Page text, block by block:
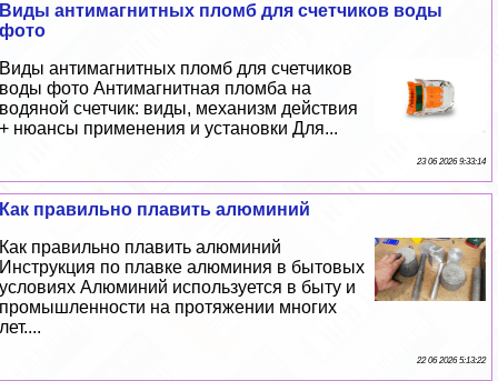
Виды антимагнитных пломб для счетчиков воды
фото
Виды антимагнитных пломб для счетчиков
воды фото Антимагнитная пломба на
водяной счетчик: виды, механизм действия
+ нюансы применения и установки Для...
23 06 2026 9:33:14
Как правильно плавить алюминий
Как правильно плавить алюминий
Инструкция по плавке алюминия в бытовых
условиях Алюминий используется в быту и
промышленности на протяжении многих
лет....
22 06 2026 5:13:22